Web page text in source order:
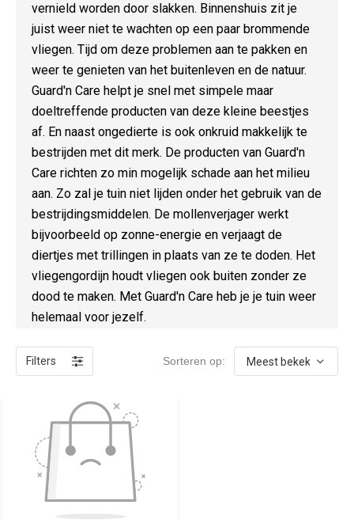
vernield worden door slakken. Binnenshuis zit je
juist weer niet te wachten op een paar brommende
vliegen. Tijd om deze problemen aan te pakken en
weer te genieten van het buitenleven en de natuur.
Guard'n Care helpt je snel met simpele maar
doeltreffende producten van deze kleine beestjes
af. En naast ongedierte is ook onkruid makkelijk te
bestrijden met dit merk. De producten van Guard'n
Care richten zo min mogelijk schade aan het milieu
aan. Zo zal je tuin niet lijden onder het gebruik van de
bestrijdingsmiddelen. De mollenverjager werkt
bijvoorbeeld op zonne-energie en verjaagt de
diertjes met trillingen in plaats van ze te doden. Het
vliegengordijn houdt vliegen ook buiten zonder ze
dood te maken. Met Guard'n Care heb je je tuin weer
helemaal voor jezelf.
Filters Sorteren op: